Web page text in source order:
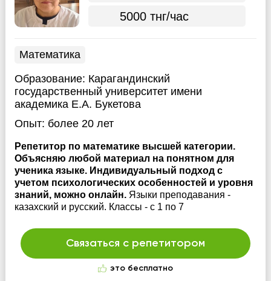
5000 тнг/час
Математика
Образование: Карагандинский
государственный университет имени
академика Е.А. Букетова
Опыт: более 20 лет
Репетитор по математике высшей категории.
Объясняю любой материал на понятном для
ученика языке. Индивидуальный подход с
учетом психологических особенностей и уровня
знаний, можно онлайн. Языки преподавания -
казахский и русский. Классы - с 1 по 7
Связаться с репетитором
это бесплатно